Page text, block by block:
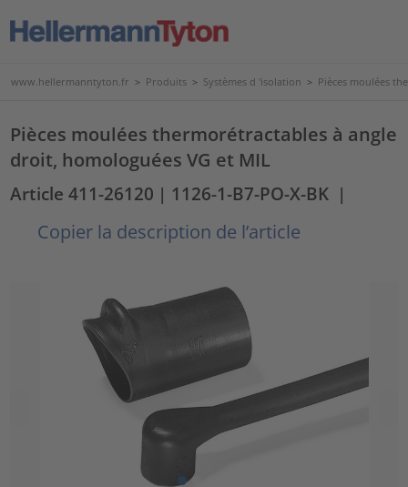
www.hellermanntyton.fr > Produits > Systèmes d 'isolation > Pièces moulées
Pièces moulées thermorétractables à angle
droit, homologuées VG et MIL
Article 411-26120 | 1126-1-B7-PO-X-BK |
Copier la description de l’article